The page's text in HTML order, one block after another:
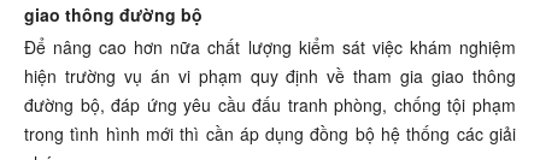
giao thông đường bộ
Để nâng cao hơn nữa chất lượng kiểm sát việc khám nghiệm
hiện trường vụ án vi phạm quy định về tham gia giao thông
đường bộ, đáp ứng yêu cầu đấu tranh phòng, chống tội phạm
trong tình hình mới thì cần áp dụng đồng bộ hệ thống các giải